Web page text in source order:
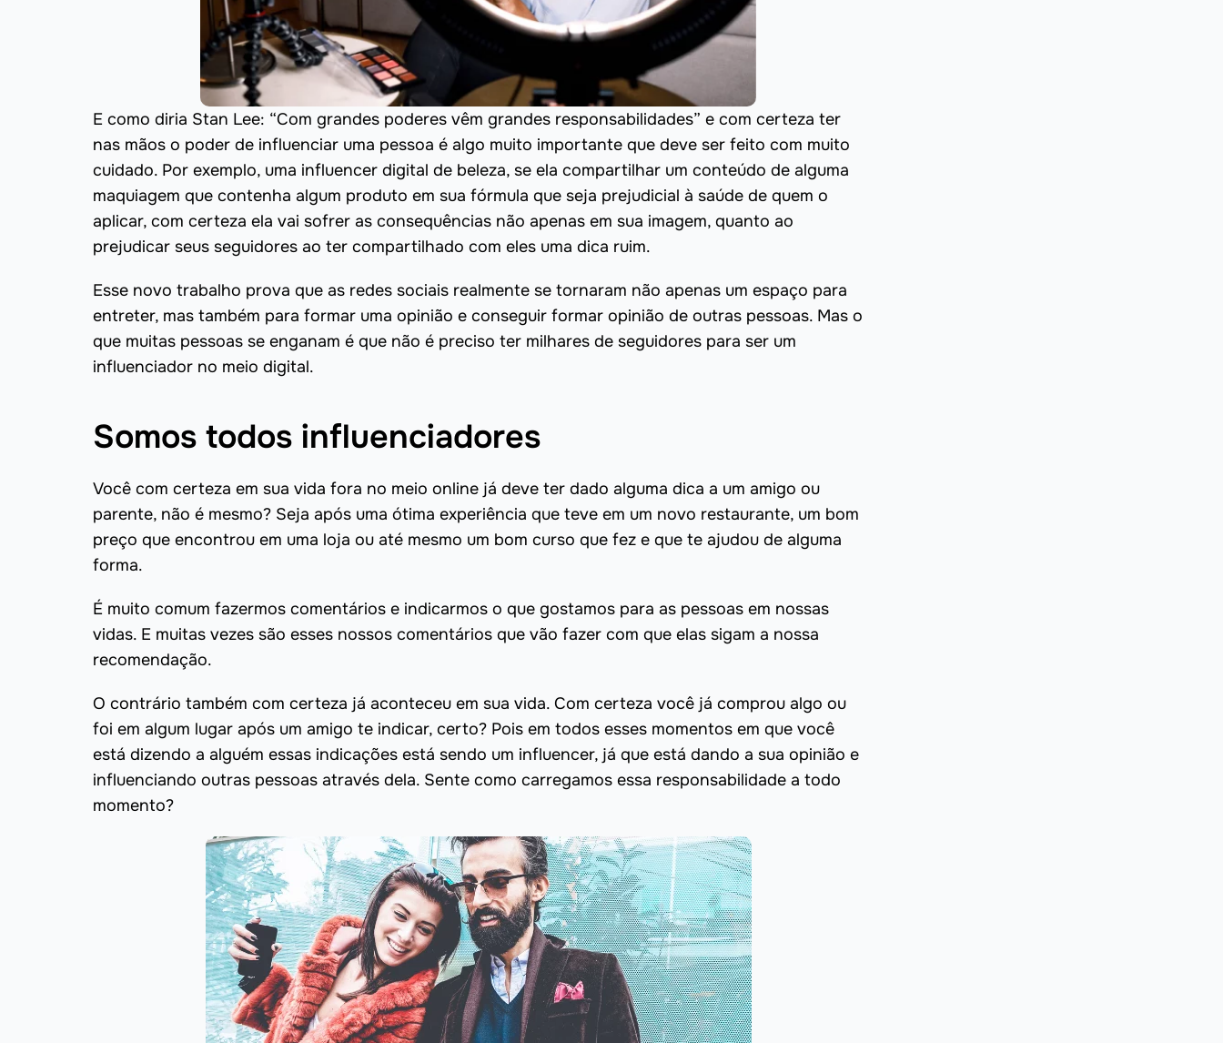
E como diria Stan Lee: “Com grandes poderes vêm grandes responsabilidades” e com certeza ter
nas mãos o poder de influenciar uma pessoa é algo muito importante que deve ser feito com muito
cuidado. Por exemplo, uma influencer digital de beleza, se ela compartilhar um conteúdo de alguma
maquiagem que contenha algum produto em sua fórmula que seja prejudicial à saúde de quem o
aplicar, com certeza ela vai sofrer as consequências não apenas em sua imagem, quanto ao
prejudicar seus seguidores ao ter compartilhado com eles uma dica ruim.
Esse novo trabalho prova que as redes sociais realmente se tornaram não apenas um espaço para
entreter, mas também para formar uma opinião e conseguir formar opinião de outras pessoas. Mas o
que muitas pessoas se enganam é que não é preciso ter milhares de seguidores para ser um
influenciador no meio digital.
Somos todos influenciadores
Você com certeza em sua vida fora no meio online já deve ter dado alguma dica a um amigo ou
parente, não é mesmo? Seja após uma ótima experiência que teve em um novo restaurante, um bom
preço que encontrou em uma loja ou até mesmo um bom curso que fez e que te ajudou de alguma
forma.
É muito comum fazermos comentários e indicarmos o que gostamos para as pessoas em nossas
vidas. E muitas vezes são esses nossos comentários que vão fazer com que elas sigam a nossa
recomendação.
O contrário também com certeza já aconteceu em sua vida. Com certeza você já comprou algo ou
foi em algum lugar após um amigo te indicar, certo? Pois em todos esses momentos em que você
está dizendo a alguém essas indicações está sendo um influencer, já que está dando a sua opinião e
influenciando outras pessoas através dela. Sente como carregamos essa responsabilidade a todo
momento?